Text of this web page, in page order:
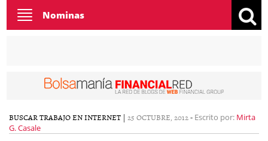
Toggle
navigation
Nominas
BUSCAR TRABAJO EN INTERNET | 25 OCTUBRE, 2012- Escrito por: Mirta
G. Casale